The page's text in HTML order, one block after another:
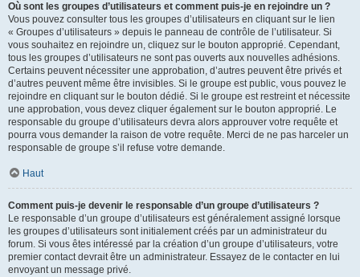
Où sont les groupes d’utilisateurs et comment puis-je en rejoindre un ?
Vous pouvez consulter tous les groupes d’utilisateurs en cliquant sur le lien
« Groupes d’utilisateurs » depuis le panneau de contrôle de l’utilisateur. Si
vous souhaitez en rejoindre un, cliquez sur le bouton approprié. Cependant,
tous les groupes d’utilisateurs ne sont pas ouverts aux nouvelles adhésions.
Certains peuvent nécessiter une approbation, d’autres peuvent être privés et
d’autres peuvent même être invisibles. Si le groupe est public, vous pouvez le
rejoindre en cliquant sur le bouton dédié. Si le groupe est restreint et nécessite
une approbation, vous devez cliquer également sur le bouton approprié. Le
responsable du groupe d’utilisateurs devra alors approuver votre requête et
pourra vous demander la raison de votre requête. Merci de ne pas harceler un
responsable de groupe s’il refuse votre demande.
Haut
Comment puis-je devenir le responsable d’un groupe d’utilisateurs ?
Le responsable d’un groupe d’utilisateurs est généralement assigné lorsque
les groupes d’utilisateurs sont initialement créés par un administrateur du
forum. Si vous êtes intéressé par la création d’un groupe d’utilisateurs, votre
premier contact devrait être un administrateur. Essayez de le contacter en lui
envoyant un message privé.